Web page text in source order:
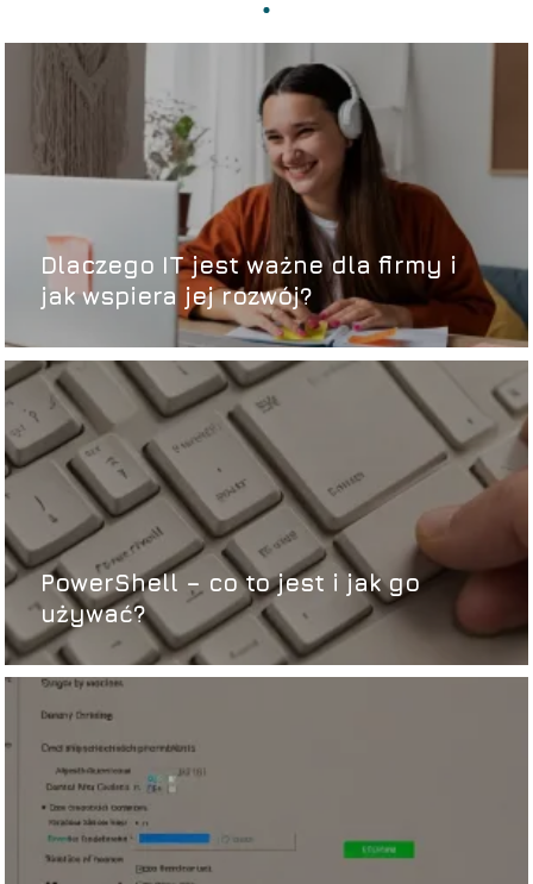
Dlaczego IT jest ważne dla firmy i
jak wspiera jej rozwój?
PowerShell – co to jest i jak go
używać?